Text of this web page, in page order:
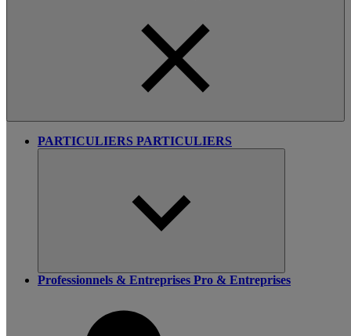
PARTICULIERS PARTICULIERS
Professionnels & Entreprises Pro & Entreprises